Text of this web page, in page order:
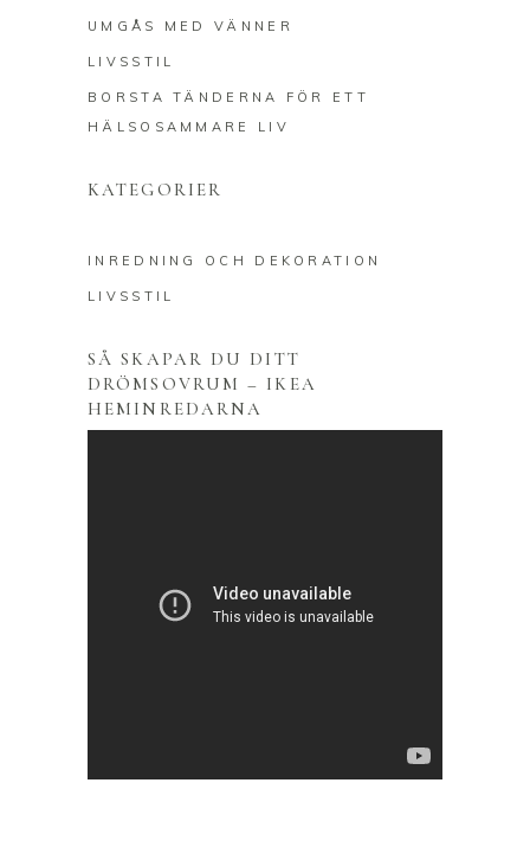
UMGÅS MED VÄNNER
LIVSSTIL
BORSTA TÄNDERNA FÖR ETT
HÄLSOSAMMARE LIV
KATEGORIER
INREDNING OCH DEKORATION
LIVSSTIL
SÅ SKAPAR DU DITT
DRÖMSOVRUM – IKEA
HEMINREDARNA